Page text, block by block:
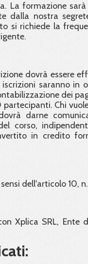
La formazione
dalla nostra
si richiede la
dovrà essere
saranno in
dei
Chi
darne
corso,
in credito
dell'articolo 10,
Xplica SRL,